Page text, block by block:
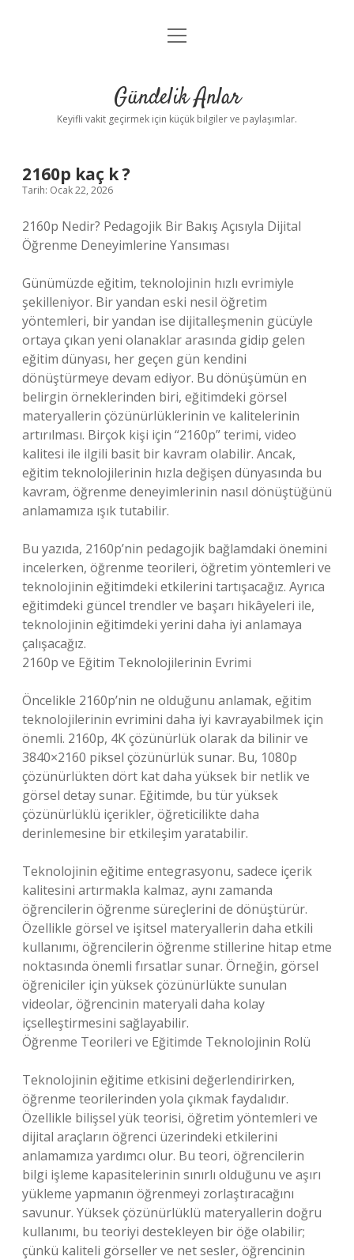
Anasayfa
Yasal Uyarı
menüyü
Gündelik Anlar
Keyifli vakit geçirmek için küçük bilgiler ve paylaşımlar.
2160p kaç k ?
Tarih: Ocak 22, 2026
2160p Nedir? Pedagojik Bir Bakış Açısıyla Dijital
Öğrenme Deneyimlerine Yansıması
Günümüzde eğitim, teknolojinin hızlı evrimiyle
şekilleniyor. Bir yandan eski nesil öğretim
yöntemleri, bir yandan ise dijitalleşmenin gücüyle
ortaya çıkan yeni olanaklar arasında gidip gelen
eğitim dünyası, her geçen gün kendini
dönüştürmeye devam ediyor. Bu dönüşümün en
belirgin örneklerinden biri, eğitimdeki görsel
materyallerin çözünürlüklerinin ve kalitelerinin
artırılması. Birçok kişi için “2160p” terimi, video
kalitesi ile ilgili basit bir kavram olabilir. Ancak,
eğitim teknolojilerinin hızla değişen dünyasında bu
kavram, öğrenme deneyimlerinin nasıl dönüştüğünü
anlamamıza ışık tutabilir.
Bu yazıda, 2160p’nin pedagojik bağlamdaki önemini
incelerken, öğrenme teorileri, öğretim yöntemleri ve
teknolojinin eğitimdeki etkilerini tartışacağız. Ayrıca
eğitimdeki güncel trendler ve başarı hikâyeleri ile,
teknolojinin eğitimdeki yerini daha iyi anlamaya
çalışacağız.
2160p ve Eğitim Teknolojilerinin Evrimi
Öncelikle 2160p’nin ne olduğunu anlamak, eğitim
teknolojilerinin evrimini daha iyi kavrayabilmek için
önemli. 2160p, 4K çözünürlük olarak da bilinir ve
3840×2160 piksel çözünürlük sunar. Bu, 1080p
çözünürlükten dört kat daha yüksek bir netlik ve
görsel detay sunar. Eğitimde, bu tür yüksek
çözünürlüklü içerikler, öğreticilikte daha
derinlemesine bir etkileşim yaratabilir.
Teknolojinin eğitime entegrasyonu, sadece içerik
kalitesini artırmakla kalmaz, aynı zamanda
öğrencilerin öğrenme süreçlerini de dönüştürür.
Özellikle görsel ve işitsel materyallerin daha etkili
kullanımı, öğrencilerin öğrenme stillerine hitap etme
noktasında önemli fırsatlar sunar. Örneğin, görsel
öğreniciler için yüksek çözünürlükte sunulan
videolar, öğrencinin materyali daha kolay
içselleştirmesini sağlayabilir.
Öğrenme Teorileri ve Eğitimde Teknolojinin Rolü
Teknolojinin eğitime etkisini değerlendirirken,
öğrenme teorilerinden yola çıkmak faydalıdır.
Özellikle bilişsel yük teorisi, öğretim yöntemleri ve
dijital araçların öğrenci üzerindeki etkilerini
anlamamıza yardımcı olur. Bu teori, öğrencilerin
bilgi işleme kapasitelerinin sınırlı olduğunu ve aşırı
yükleme yapmanın öğrenmeyi zorlaştıracağını
savunur. Yüksek çözünürlüklü materyallerin doğru
kullanımı, bu teoriyi destekleyen bir öğe olabilir;
çünkü kaliteli görseller ve net sesler, öğrencinin